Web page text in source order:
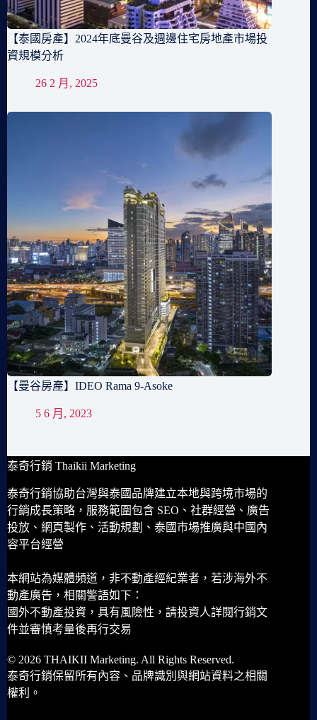
【泰國房產】2024年底曼谷及週邊住宅房地產市場投
資規模分析
26 2 月, 2025
【曼谷房產】IDEO Rama 9-Asoke
5 6 月, 2023
泰奇行銷 Thaikii Marketing
泰奇行銷協助台灣與泰國品牌建立本地與跨境市場的
行銷成長策略，服務範圍包含 SEO、社群經營、廣告
投放、網頁製作、活動規劃、泰國市場推廣與中國內
容平台經營
本網站為媒體頻道，非不動產經紀業者，若涉海外不
動產廣告，相關警語如下：
國外不動產投資，具有風險性，請投資人詳閱行銷文
件並審慎考量後再行交易
© 2026 THAIKII Marketing. All Rights Reserved.
泰奇行銷保留所有內容、品牌識別與網站資料之相關
權利。